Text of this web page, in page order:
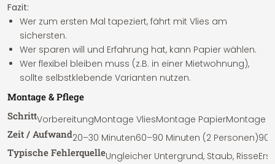
Fazit:
Wer zum ersten Mal tapeziert, fährt mit Vlies am
sichersten.
Wer sparen will und Erfahrung hat, kann Papier wählen.
Wer flexibel bleiben muss (z.B. in einer Mietwohnung),
sollte selbstklebende Varianten nutzen.
Montage & Pflege
SchrittVorbereitungMontage VliesMontage PapierMontage
Zeit / Aufwand20–30 Minuten60–90 Minuten (2 Personen)
Typische FehlerquelleUngleicher Untergrund, Staub, Risse